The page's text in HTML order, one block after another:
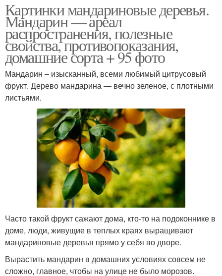
Картинки мандариновые деревья.
Мандарин — ареал
распространения, полезные
свойства, противопоказания,
домашние сорта + 95 фото
Мандарин – изысканный, всеми любимый цитрусовый
фрукт. Дерево мандарина — вечно зеленое, с плотными
листьями.
Часто такой фрукт сажают дома, кто-то на подоконнике в
доме, люди, живущие в теплых краях выращивают
мандариновые деревья прямо у себя во дворе.
Вырастить мандарин в домашних условиях совсем не
сложно, главное, чтобы на улице не было морозов.